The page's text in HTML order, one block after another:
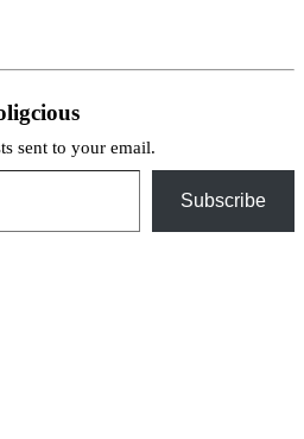
sent to your email.
Subscribe